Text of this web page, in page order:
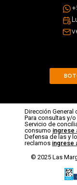
Dirección General
Para consultas y/
Servicio de
consumo ingrese
Defensa de las y
reclamos ingrese
© 2025 Las